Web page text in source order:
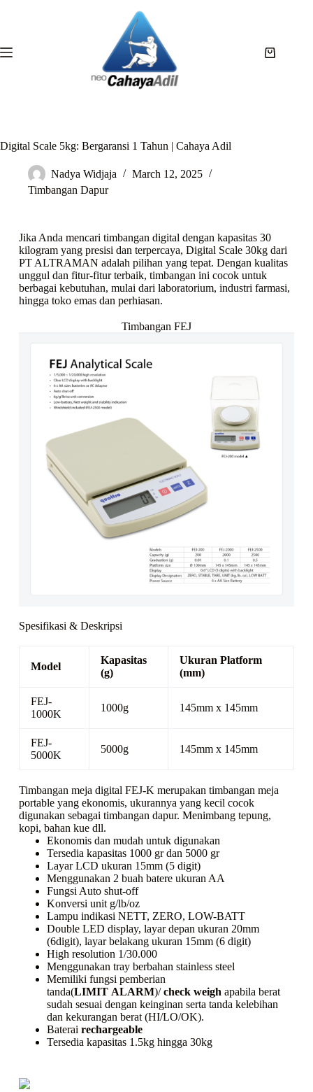
Digital Scale 5kg: Bergaransi 1 Tahun | Cahaya Adil
Nadya Widjaja
March 12, 2025
Timbangan Dapur
Jika Anda mencari timbangan digital dengan kapasitas 30
kilogram yang presisi dan terpercaya, Digital Scale 30kg dari
PT ALTRAMAN adalah pilihan yang tepat. Dengan kualitas
unggul dan fitur-fitur terbaik, timbangan ini cocok untuk
berbagai kebutuhan, mulai dari laboratorium, industri farmasi,
hingga toko emas dan perhiasan.
Timbangan FEJ
Spesifikasi & Deskripsi
Model
Kapasitas
(g)
Ukuran Platform
(mm)
FEJ-
1000K
1000g 145mm x 145mm
FEJ-
5000K
5000g 145mm x 145mm
Timbangan meja digital FEJ-K merupakan timbangan meja
portable yang ekonomis, ukurannya yang kecil cocok
digunakan sebagai timbangan dapur. Menimbang tepung,
kopi, bahan kue dll.
Ekonomis dan mudah untuk digunakan
Tersedia kapasitas 1000 gr dan 5000 gr
Layar LCD ukuran 15mm (5 digit)
Menggunakan 2 buah batere ukuran AA
Fungsi Auto shut-off
Konversi unit g/lb/oz
Lampu indikasi NETT, ZERO, LOW-BATT
Double LED display, layar depan ukuran 20mm
(6digit), layar belakang ukuran 15mm (6 digit)
High resolution 1/30.000
Menggunakan tray berbahan stainless steel
Memiliki fungsi pemberian
tanda(LIMIT ALARM)/check weigh apabila berat
sudah sesuai dengan keinginan serta tanda kelebihan
dan kekurangan berat (HI/LO/OK).
Baterai rechargeable
Tersedia kapasitas 1.5kg hingga 30kg